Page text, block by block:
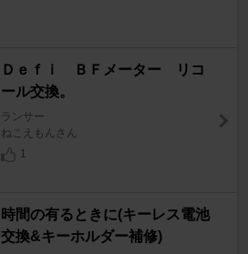
Ｄｅｆｉ ＢＦメーター リコ
ール交換。
ランサー
ねこえもんさん
1
時間の有るときに(キーレス電池
交換&キーホルダー補修)